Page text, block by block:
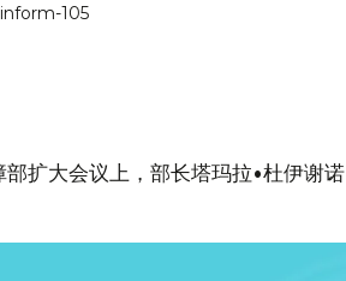
105
扩大会议上，部长塔玛拉•杜伊谢诺